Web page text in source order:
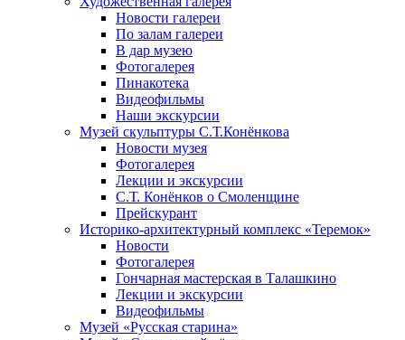
Новости галереи
По залам галереи
В дар музею
Фотогалерея
Пинакотека
Видеофильмы
Наши экскурсии
Музей скульптуры С.Т.Конёнкова
Новости музея
Фотогалерея
Лекции и экскурсии
С.Т. Конёнков о Смоленщине
Прейскурант
Историко-архитектурный комплекс «Теремок»
Новости
Фотогалерея
Гончарная мастерская в Талашкино
Лекции и экскурсии
Видеофильмы
Музей «Русская старина»